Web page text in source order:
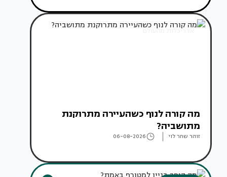
אדריכלות מהעולם
מה קורה לנוף כשהעיירה מתרוקנת
מתושביה?
זוהר שחר לוי 06-08-2026